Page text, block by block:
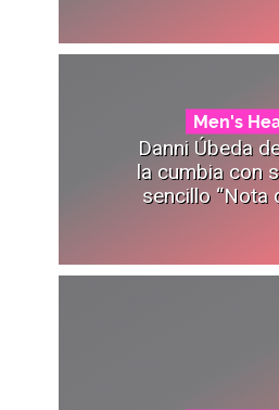
Men's
Danni Úbeda
la cumbia con
sencillo “Nota